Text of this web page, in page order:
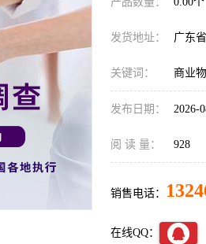
发货地址： 广东
关键词： 商业
发布日期： 2026-
阅 读 量： 928
销售电话：
在线QQ：